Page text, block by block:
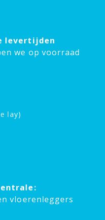
levertijden
we op voorraad
lay)
vloerenleggers